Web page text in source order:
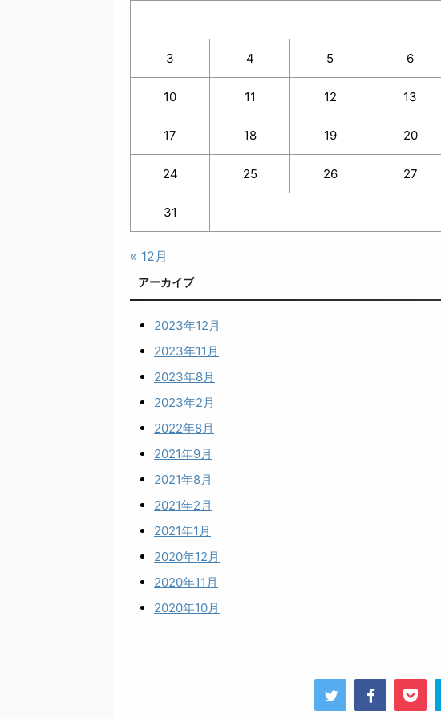
3 4 5 6
10 11 12 13
17 18 19 20
24 25 26 27
31
« 12月
アーカイブ
2023年12月
2023年11月
2023年8月
2023年2月
2022年8月
2021年9月
2021年8月
2021年2月
2021年1月
2020年12月
2020年11月
2020年10月